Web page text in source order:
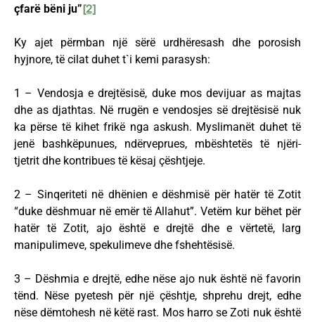
çfarë bëni ju”[2]
Ky ajet përmban një sërë urdhëresash dhe porosish
hyjnore, të cilat duhet t`i kemi parasysh:
1 – Vendosja e drejtësisë, duke mos devijuar as majtas
dhe as djathtas. Në rrugën e vendosjes së drejtësisë nuk
ka përse të kihet frikë nga askush. Myslimanët duhet të
jenë bashkëpunues, ndërveprues, mbështetës të njëri-
tjetrit dhe kontribues të kësaj çështjeje.
2 – Sinqeriteti në dhënien e dëshmisë për hatër të Zotit
“duke dëshmuar në emër të Allahut”. Vetëm kur bëhet për
hatër të Zotit, ajo është e drejtë dhe e vërtetë, larg
manipulimeve, spekulimeve dhe fshehtësisë.
3 – Dëshmia e drejtë, edhe nëse ajo nuk është në favorin
tënd. Nëse pyetesh për një çështje, shprehu drejt, edhe
nëse dëmtohesh në këtë rast. Mos harro se Zoti nuk është